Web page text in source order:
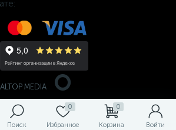
Поиск
0
Избранное
0
Корзина Войти
ALTOP MEDIA